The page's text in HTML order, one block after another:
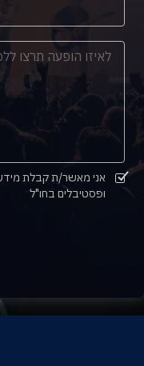
ופסטיבלים בחו"ל